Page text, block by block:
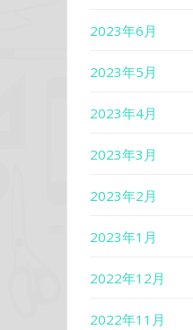
2023年6月
2023年5月
2023年4月
2023年3月
2023年2月
2023年1月
2022年12月
2022年11月